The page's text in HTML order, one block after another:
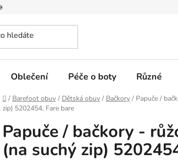
Kontakty na prodejny
Oblečení Péče o boty Různé
Domů
/ Barefoot obuv / Dětská obuv / Bačkory / Papuče /
zip) 5202454, Fare bare
Papuče / bačkory -
(na suchý zip)